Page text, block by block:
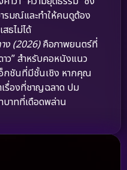
รมณ์และทำให้คนดูต้อง
สธไม่ได้
ง (2026)คือภาพยนตร์ที่
ว” สำหรับคอหนังแนว
กชันที่มีชั้นเชิง หากคุณ
เรื่องที่ชาญฉลาด ปม
บาทที่เดือดพล่าน